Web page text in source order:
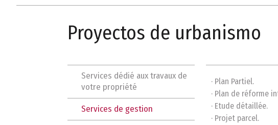
Proyectos de urbanismo
Services dédié aux travaux de
votre propriété
Services de gestion
· Plan Partiel.
· Plan de réforme
· Etude détaillée.
· Projet parcel.